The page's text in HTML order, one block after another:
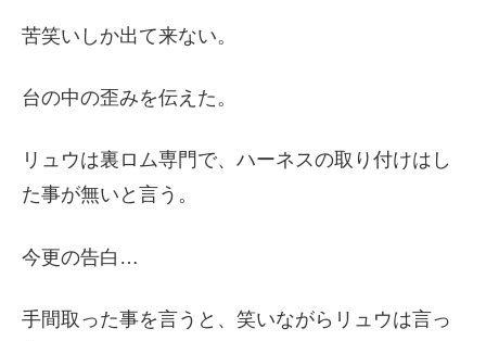
苦笑いしか出て来ない。
台の中の歪みを伝えた。
リュウは裏ロム専門で、ハーネスの取り付けはし
た事が無いと言う。
今更の告白…
手間取った事を言うと、笑いながらリュウは言っ